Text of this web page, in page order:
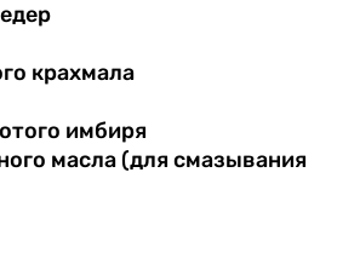
крахмала
имбиря
масла (для смазывания